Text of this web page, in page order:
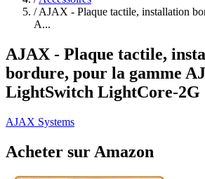
/ AJAX - Plaque tactile, installation
A...
AJAX - Plaque tactile,
bordure, pour la gamme
LightSwitch LightCore-2G
AJAX Systems
Acheter sur Amazon